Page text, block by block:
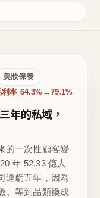
美妝保養
利率 64.3%→79.1%
年的私域，
的一次性顧客變
年 52.33 億人
連虧五年，因為
。等到品類換成